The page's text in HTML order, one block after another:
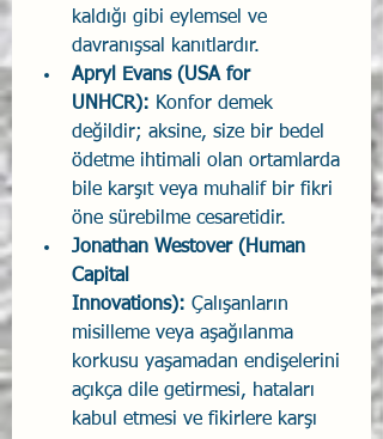
kaldığı gibi eylemsel ve
davranışsal kanıtlardır.
Apryl Evans (USA for
UNHCR): Konfor demek
değildir; aksine, size bir bedel
ödetme ihtimali olan ortamlarda
bile karşıt veya muhalif bir fikri
öne sürebilme cesaretidir.
Jonathan Westover (Human
Capital
Innovations): Çalışanların
misilleme veya aşağılanma
korkusu yaşamadan endişelerini
açıkça dile getirmesi, hataları
kabul etmesi ve fikirlere karşı